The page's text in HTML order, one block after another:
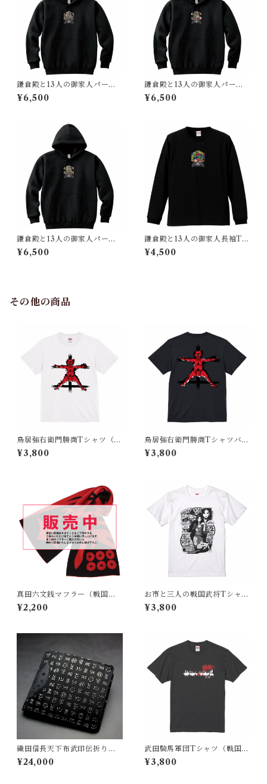
鎌倉殿と13人の御家人パーカ
ー（鎌倉時代 日本）金色Ve
r.
¥6,500
鎌倉殿と13人の御家人パーカ
ー（鎌倉時代 日本）回転和
色Ver.
¥6,500
鎌倉殿と13人の御家人パーカ
ー（鎌倉時代 日本）回転金
色Ver.
¥6,500
鎌倉殿と13人の御家人長袖Tシ
ャツ（鎌倉時代 日本）６色V
er.
¥4,500
その他の商品
鳥居強右衛門勝商Tシャツ（戦
国時代 日本）
¥3,800
鳥居強右衛門勝商Tシャツバッ
クプリント（戦国時代 日
本）
¥3,800
真田六文銭マフラー（戦国時
代 日本）赤
¥2,200
お市と三人の戦国武将Tシャツ
（戦国時代 日本）
¥3,800
織田信長天下布武印伝折り財
布
¥24,000
武田騎馬軍団Tシャツ（戦国時
代 日本）スミ
¥3,800